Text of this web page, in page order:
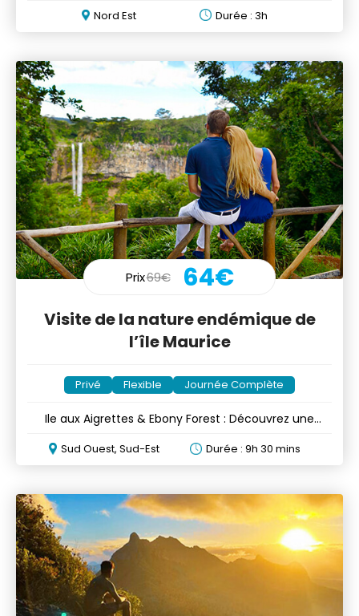
Nord Est Durée : 3h
Prix69€ 64€
Visite de la nature endémique de
l’île Maurice
Privé Flexible Journée Complète
Ile aux Aigrettes & Ebony Forest : Découvrez une
Sud Ouest, Sud-Est Durée : 9h 30 mins